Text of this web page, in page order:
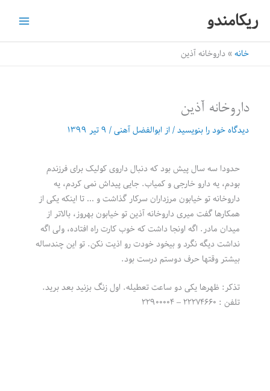
ریکامندو
خانه داروخانه آذین
داروخانه آذین
دیدگاه‌ خود را بنویسید/ از ابوالفضل آهنی/ ۹ تیر ۱۳۹۹
حدودا سه سال پیش بود که دنبال داروی کولیک برای فرزندم
بودم، یه دارو خارجی و کمیاب. جایی پیداش نمی کردم، یه
داروخانه تو خیابون مرزداران سرکار گذاشت و … تا اینکه یکی از
همکارها گفت میری داروخانه آذین تو خیابون بهروز، بالاتر از
میدان مادر. اگه اونجا داشت که خوب کارت راه افتاده، ولی اگه
نداشت دیگه نگرد و بیخود خودت رو اذیت نکن. تو این چندساله
بیشتر وقتها حرف دوستم درست بود.
تذکر: ظهرها یکی دو ساعت تعطیله. اول زنگ بزنید بعد برید.
تلفن : ۲۲۲۷۴۶۶۰ – ۲۲۹۰۰۰۰۴